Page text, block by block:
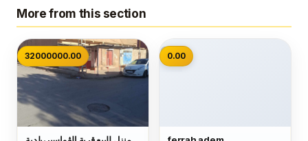
More from this section
32000000.00 📷
0.00